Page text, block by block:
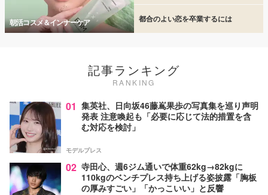
朝活コスメ＆インナーケア 都合のよい恋を卒業するには
記事ランキング
RANKING
01 集英社、日向坂46藤嶌果歩の写真集を巡り声明
発表 注意喚起も「必要に応じて法的措置を含
む対応を検討」
モデルプレス
02 寺田心、週6ジム通いで体重62kg→82kgに
110kgのベンチプレス持ち上げる姿披露「胸板
の厚みすごい」「かっこいい」と反響